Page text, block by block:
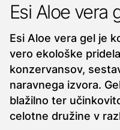
Esi Aloe vera
Esi Aloe vera gel je
vero ekološke
konzervansov,
naravnega izvora.
blažilno ter
celotne družine v